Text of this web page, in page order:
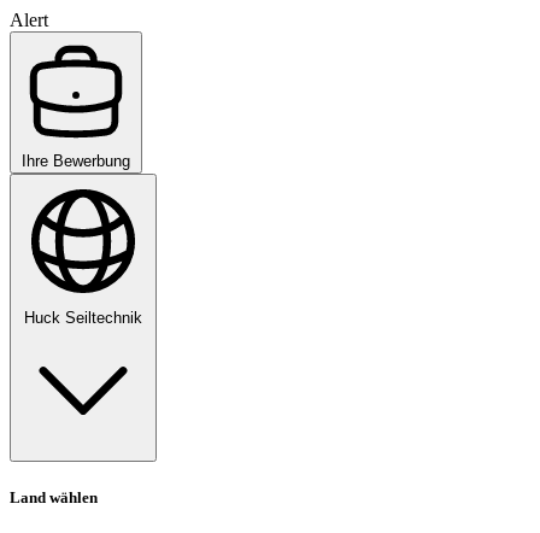
Alert
Ihre Bewerbung
Huck Seiltechnik
Land wählen